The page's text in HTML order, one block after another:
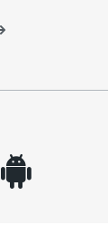
android